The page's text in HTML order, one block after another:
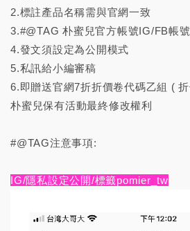
2.標註產品名稱需與官網一致
3.#@TAG 朴蜜兒官方帳號IG/FB帳
4.發文須設定為公開模式
5.私訊給小編審稿
6.即贈送官網7折折價卷代碼乙組 (
朴蜜兒保有活動最終修改權利
#@TAG注意事項:
IG/隱私設定公開/標籤pomier_tw